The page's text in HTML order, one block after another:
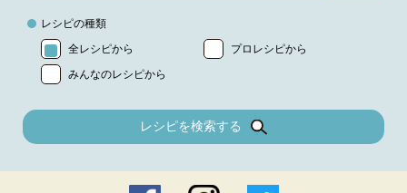
レシピの種類
全レシピから
プロレシピから
みんなのレシピから
レシピを検索する